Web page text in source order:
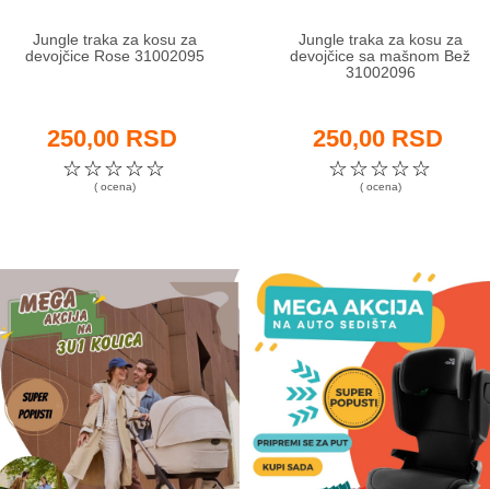
Jungle traka za kosu za
devojčice Rose 31002095
250,00 RSD
☆
☆
☆
☆
☆
( ocena)
Jungle traka za kosu za
devojčice sa mašnom Bež
31002096
250,00 RSD
☆
☆
☆
☆
☆
( ocena)